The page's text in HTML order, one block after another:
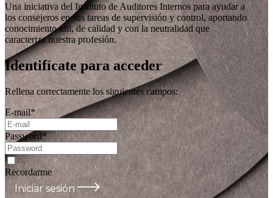
Una iniciativa del Instituto de Auditores Internos para ayudar a
los consejeros en sus tareas de supervisión y control, aportando
conocimiento útil, de calidad y con la neutralidad que
caracteriza nuestra profesión.
Identifícate para acceder
Rellena correctamente los siguientes campos:
E-mail*
Password*
Recordarme
Iniciar sesión